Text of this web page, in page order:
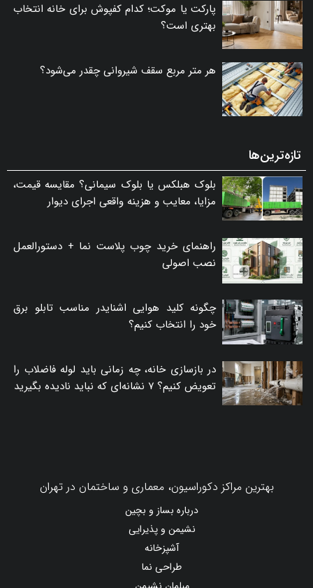
پارکت یا موکت؛ کدام کفپوش برای خانه انتخاب
بهتری است؟
هر متر مربع سقف شیروانی چقدر می‌شود؟
تازه‌ترین‌ها
بلوک هبلکس یا بلوک سیمانی؟ مقایسه قیمت،
مزایا، معایب و هزینه واقعی اجرای دیوار
راهنمای خرید چوب پلاست نما + دستورالعمل
نصب اصولی
چگونه کلید هوایی اشنایدر مناسب تابلو برق
خود را انتخاب کنیم؟
در بازسازی خانه، چه زمانی باید لوله فاضلاب را
تعویض کنیم؟ ۷ نشانه‌ای که نباید نادیده بگیرید
بهترین مراکز دکوراسیون، معماری و ساختمان در تهران
درباره بساز و بچین
نشیمن و پذیرایی
آشپزخانه
طراحی نما